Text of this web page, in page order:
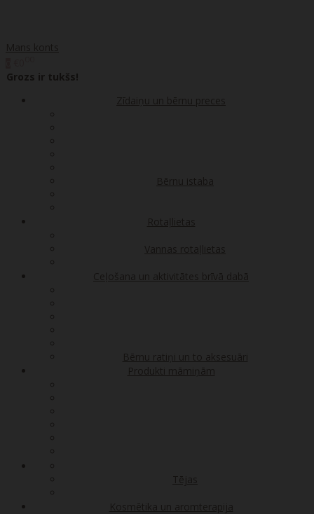
Mans konts
Grozs ir tukšs!
Zīdaiņu un bērnu preces
Bērnu istaba
Rotaļlietas
Vannas rotaļlietas
Ceļošana un aktivitātes brīvā dabā
Bērnu ratiņi un to aksesuāri
Produkti māmiņām
Tējas
Kosmētika un aromterapija